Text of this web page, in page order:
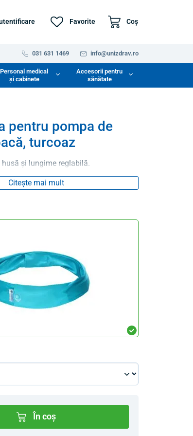
Favorite Coş
031 631 1469 info@unizdrav.ro
Personal medical
și cabinete
Accesorii pentru
sănătate
pentru pompa de
turcoaz
și lungime reglabilă.
Citește mai mult
În coș